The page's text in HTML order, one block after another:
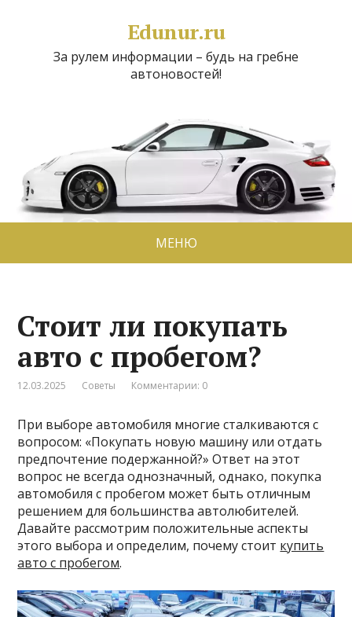
Edunur.ru
За рулем информации – будь на гребне
автоновостей!
МЕНЮ
Стоит ли покупать
авто с пробегом?
12.03.2025 Советы Комментарии: 0
При выборе автомобиля многие сталкиваются с
вопросом: «Покупать новую машину или отдать
предпочтение подержанной?» Ответ на этот
вопрос не всегда однозначный, однако, покупка
автомобиля с пробегом может быть отличным
решением для большинства автолюбителей.
Давайте рассмотрим положительные аспекты
этого выбора и определим, почему стоит купить
авто с пробегом.